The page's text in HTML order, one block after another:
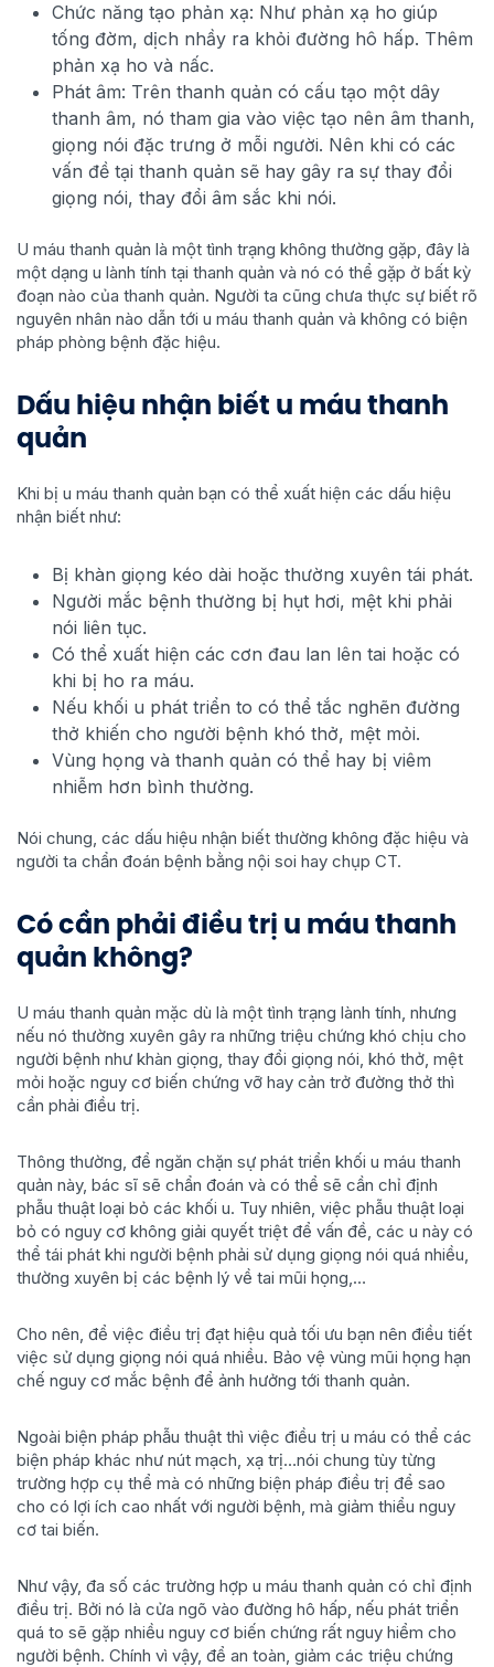
Chức năng tạo phản xạ: Như phản xạ ho giúp
tống đờm, dịch nhầy ra khỏi đường hô hấp. Thêm
phản xạ ho và nấc.
Phát âm: Trên thanh quản có cấu tạo một dây
thanh âm, nó tham gia vào việc tạo nên âm thanh,
giọng nói đặc trưng ở mỗi người. Nên khi có các
vấn đề tại thanh quản sẽ hay gây ra sự thay đổi
giọng nói, thay đổi âm sắc khi nói.
U máu thanh quản là một tình trạng không thường gặp, đây là
một dạng u lành tính tại thanh quản và nó có thể gặp ở bất kỳ
đoạn nào của thanh quản. Người ta cũng chưa thực sự biết rõ
nguyên nhân nào dẫn tới u máu thanh quản và không có biện
pháp phòng bệnh đặc hiệu.
Dấu hiệu nhận biết u máu thanh
quản
Khi bị u máu thanh quản bạn có thể xuất hiện các dấu hiệu
nhận biết như:
Bị khàn giọng kéo dài hoặc thường xuyên tái phát.
Người mắc bệnh thường bị hụt hơi, mệt khi phải
nói liên tục.
Có thể xuất hiện các cơn đau lan lên tai hoặc có
khi bị ho ra máu.
Nếu khối u phát triển to có thể tắc nghẽn đường
thở khiến cho người bệnh khó thở, mệt mỏi.
Vùng họng và thanh quản có thể hay bị viêm
nhiễm hơn bình thường.
Nói chung, các dấu hiệu nhận biết thường không đặc hiệu và
người ta chẩn đoán bệnh bằng nội soi hay chụp CT.
Có cần phải điều trị u máu thanh
quản không?
U máu thanh quản mặc dù là một tình trạng lành tính, nhưng
nếu nó thường xuyên gây ra những triệu chứng khó chịu cho
người bệnh như khàn giọng, thay đổi giọng nói, khó thở, mệt
mỏi hoặc nguy cơ biến chứng vỡ hay cản trở đường thở thì
cần phải điều trị.
Thông thường, để ngăn chặn sự phát triển khối u máu thanh
quản này, bác sĩ sẽ chẩn đoán và có thể sẽ cần chỉ định
phẫu thuật loại bỏ các khối u. Tuy nhiên, việc phẫu thuật loại
bỏ có nguy cơ không giải quyết triệt để vấn đề, các u này có
thể tái phát khi người bệnh phải sử dụng giọng nói quá nhiều,
thường xuyên bị các bệnh lý về tai mũi họng,…
Cho nên, để việc điều trị đạt hiệu quả tối ưu bạn nên điều tiết
việc sử dụng giọng nói quá nhiều. Bảo vệ vùng mũi họng hạn
chế nguy cơ mắc bệnh để ảnh hưởng tới thanh quản.
Ngoài biện pháp phẫu thuật thì việc điều trị u máu có thể các
biện pháp khác như nút mạch, xạ trị…nói chung tùy từng
trường hợp cụ thể mà có những biện pháp điều trị để sao
cho có lợi ích cao nhất với người bệnh, mà giảm thiểu nguy
cơ tai biến.
Như vậy, đa số các trường hợp u máu thanh quản có chỉ định
điều trị. Bởi nó là cửa ngõ vào đường hô hấp, nếu phát triển
quá to sẽ gặp nhiều nguy cơ biến chứng rất nguy hiểm cho
người bệnh. Chính vì vậy, để an toàn, giảm các triệu chứng